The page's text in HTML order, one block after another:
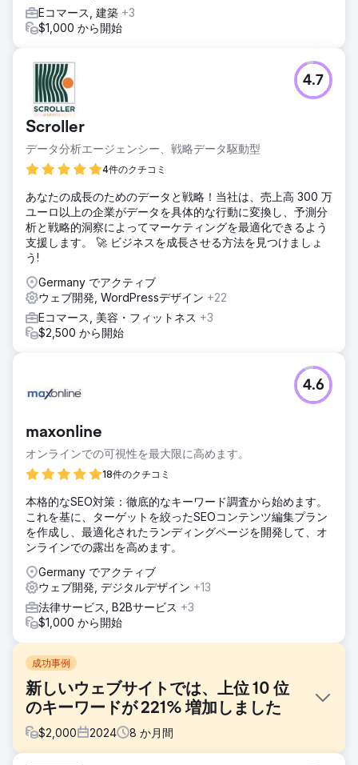
Eコマース, 建築 +3
$1,000 から開始
Scroller
データ分析エージェンシー、戦略データ駆動型
4件のクチコミ
4.7
あなたの成長のためのデータと戦略！当社は、売上高 300 万
ユーロ以上の企業がデータを具体的な行動に変換し、予測分
析と戦略的洞察によってマーケティングを最適化できるよう
支援します。 🚀 ビジネスを成長させる方法を見つけましょ
う!
Germany でアクティブ
ウェブ開発, WordPressデザイン +22
Eコマース, 美容・フィットネス +3
$2,500 から開始
maxonline
オンラインでの可視性を最大限に高めます。
18件のクチコミ
4.6
本格的なSEO対策：徹底的なキーワード調査から始めます。
これを基に、ターゲットを絞ったSEOコンテンツ編集プラン
を作成し、最適化されたランディングページを開発して、オ
ンラインでの露出を高めます。
Germany でアクティブ
ウェブ開発, デジタルデザイン +13
法律サービス, B2Bサービス +3
$1,000 から開始
成功事例
新しいウェブサイトでは、上位 10 位
のキーワードが 221% 増加しました
$2,000 2024 8 か月間